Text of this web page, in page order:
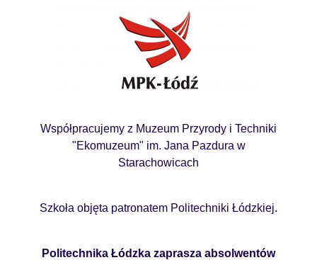
Współpracujemy z Muzeum Przyrody i Techniki
"Ekomuzeum" im. Jana Pazdura w
Starachowicach
Szkoła objęta patronatem Politechniki Łódzkiej.
Politechnika Łódzka zaprasza absolwentów